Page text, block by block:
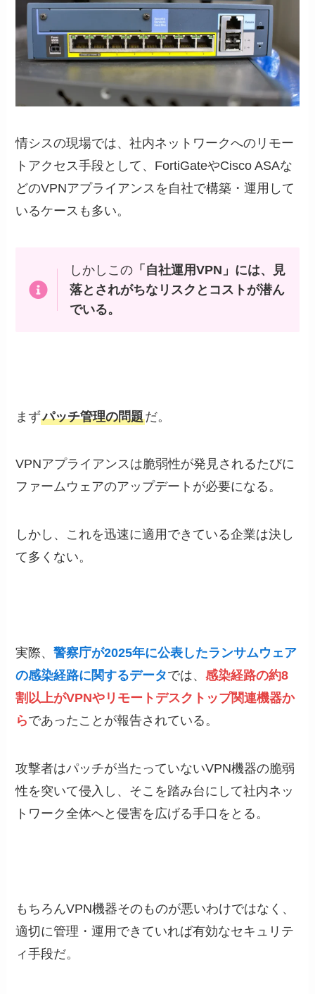
情シスの現場では、社内ネットワークへのリモー
トアクセス手段として、FortiGateやCisco ASAな
どのVPNアプライアンスを自社で構築・運用して
いるケースも多い。
しかしこの「自社運用VPN」には、見
落とされがちなリスクとコストが潜ん
でいる。
まずパッチ管理の問題だ。
VPNアプライアンスは脆弱性が発見されるたびに
ファームウェアのアップデートが必要になる。
しかし、これを迅速に適用できている企業は決し
て多くない。
実際、警察庁が2025年に公表したランサムウェア
の感染経路に関するデータでは、感染経路の約8
割以上がVPNやリモートデスクトップ関連機器か
らであったことが報告されている。
攻撃者はパッチが当たっていないVPN機器の脆弱
性を突いて侵入し、そこを踏み台にして社内ネッ
トワーク全体へと侵害を広げる手口をとる。
もちろんVPN機器そのものが悪いわけではなく、
適切に管理・運用できていれば有効なセキュリテ
ィ手段だ。